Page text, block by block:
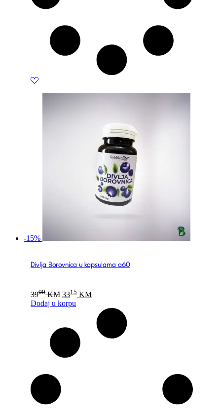
-15%
Divlja Borovnica u kapsulama a60
3900 KM Original
price
was:
3315 KMCurrent
price
3315 KM.
Dodaj u korpu